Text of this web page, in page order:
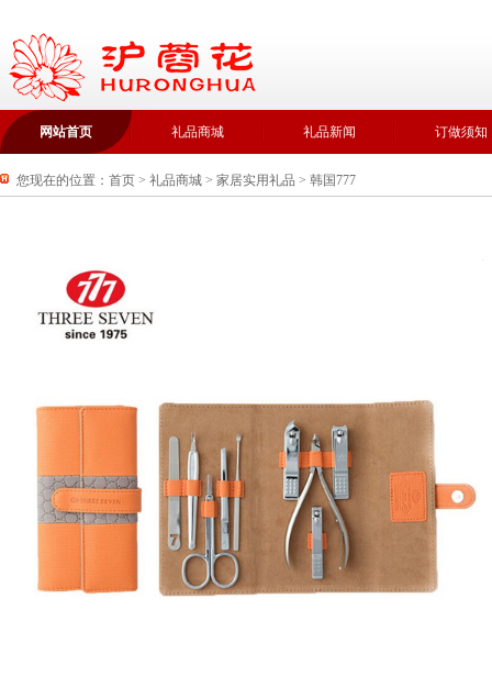
网站首页 礼品商城 礼品新闻 订做须知
您现在的位置： 首页 > 礼品商城 > 家居实用礼品 > 韩国777